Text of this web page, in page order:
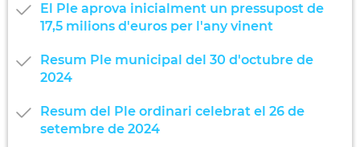
El Ple aprova inicialment un pressupost de
17,5 milions d'euros per l'any vinent
Resum Ple municipal del 30 d'octubre de
2024
Resum del Ple ordinari celebrat el 26 de
setembre de 2024